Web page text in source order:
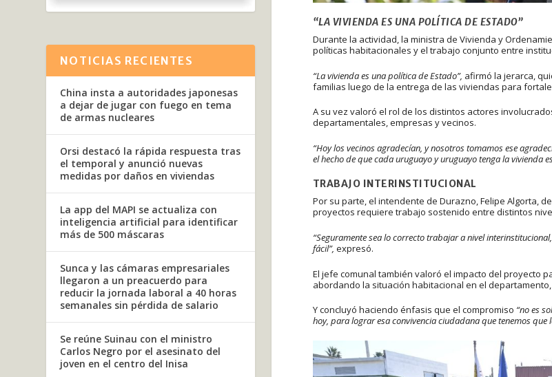
“LA VIVIENDA ES UNA POLÍTICA DE ESTADO”
Durante la actividad, la ministra de Vivienda y
políticas habitacionales y el trabajo conjunto entre
“La vivienda es una política de Estado”, afirmó la jerarca,
familias luego de la entrega de las viviendas para
A su vez valoró el rol de los distintos actores
departamentales, empresas y vecinos.
“Hoy los vecinos agradecían, y nosotros tomamos ese
el hecho de que cada uruguayo y uruguayo tenga la vivienda
TRABAJO INTERINSTITUCIONAL
Por su parte, el intendente de Durazno, Felipe Algorta,
proyectos requiere trabajo sostenido entre distintos
“Seguramente sea lo correcto trabajar a nivel
fácil”, expresó.
El jefe comunal también valoró el impacto del proyecto
abordando la situación habitacional en el
Y concluyó haciendo énfasis que el compromiso “no es
hoy, para lograr esa convivencia ciudadana que tenemos que
NOTICIAS RECIENTES
China insta a autoridades japonesas
a dejar de jugar con fuego en tema
de armas nucleares
Orsi destacó la rápida respuesta tras
el temporal y anunció nuevas
medidas por daños en viviendas
La app del MAPI se actualiza con
inteligencia artificial para identificar
más de 500 máscaras
Sunca y las cámaras empresariales
llegaron a un preacuerdo para
reducir la jornada laboral a 40 horas
semanales sin pérdida de salario
Se reúne Suinau con el ministro
Carlos Negro por el asesinato del
joven en el centro del Inisa